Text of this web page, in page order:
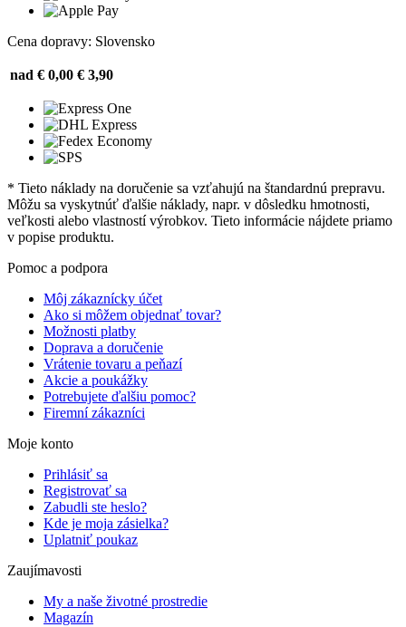
Cena dopravy: Slovensko
nad € 0,00 € 3,90
* Tieto náklady na doručenie sa vzťahujú na štandardnú prepravu.
Môžu sa vyskytnúť ďalšie náklady, napr. v dôsledku hmotnosti,
veľkosti alebo vlastností výrobkov. Tieto informácie nájdete priamo
v popise produktu.
Pomoc a podpora
Môj zákaznícky účet
Ako si môžem objednať tovar?
Možnosti platby
Doprava a doručenie
Vrátenie tovaru a peňazí
Akcie a poukážky
Potrebujete ďalšiu pomoc?
Firemní zákazníci
Moje konto
Prihlásiť sa
Registrovať sa
Zabudli ste heslo?
Kde je moja zásielka?
Uplatniť poukaz
Zaujímavosti
My a naše životné prostredie
Magazín